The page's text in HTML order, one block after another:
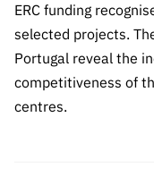
ERC funding
selected projects.
Portugal reveal the
competitiveness of
centres.